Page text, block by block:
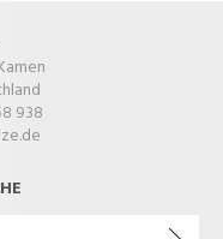
938